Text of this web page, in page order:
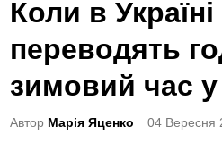
s
e
d
i
Коли в Україні
переводять
зимовий час у
Автор Марія Яценко 04 Вересня